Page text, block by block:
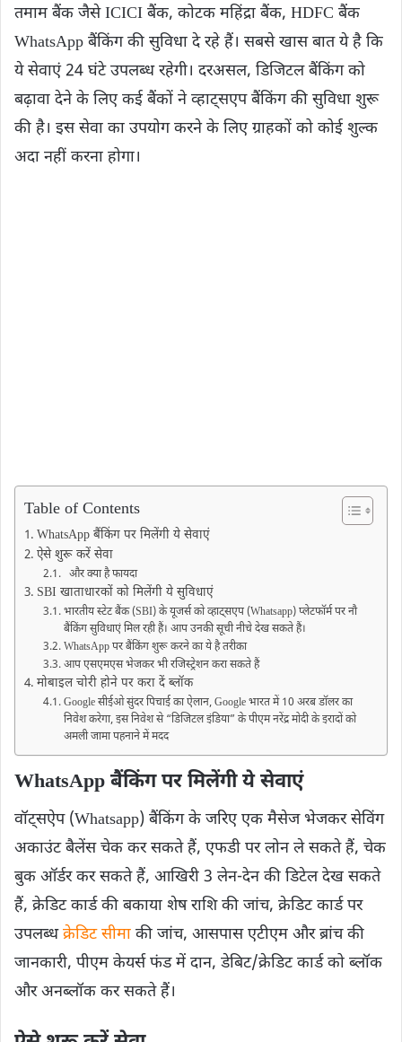
तमाम बैंक जैसे ICICI बैंक, कोटक महिंद्रा बैंक, HDFC बैंक
WhatsApp बैंकिंग की सुविधा दे रहे हैं। सबसे खास बात ये है कि
ये सेवाएं 24 घंटे उपलब्ध रहेगी। दरअसल, डिजिटल बैंकिंग को
बढ़ावा देने के लिए कई बैंकों ने व्हाट्सएप बैंकिंग की सुविधा शुरू
की है। इस सेवा का उपयोग करने के लिए ग्राहकों को कोई शुल्क
अदा नहीं करना होगा।
Table of Contents
WhatsApp बैंकिंग पर मिलेंगी ये सेवाएं
ऐसे शुरू करें सेवा
और क्‍या है फायदा
SBI खाताधारकों को मिलेंगी ये सुविधाएं
भारतीय स्टेट बैंक (SBI) के यूजर्स को व्हाट्सएप (Whatsapp) प्लेटफॉर्म पर नौ
बैंकिंग सुविधाएं मिल रही हैं। आप उनकी सूची नीचे देख सकते हैं।
WhatsApp पर बैंकिंग शुरू करने का ये है तरीका
आप एसएमएस भेजकर भी रजिस्ट्रेशन करा सकते हैं
मोबाइल चोरी होने पर करा दें ब्लॉक
Google सीईओ सुंदर पिचाई का ऐलान, Google भारत में 10 अरब डॉलर का
निवेश करेगा, इस निवेश से “डिजिटल इंडिया” के पीएम नरेंद्र मोदी के इरादों को
अमली जामा पहनाने में मदद
WhatsApp बैंकिंग पर मिलेंगी ये सेवाएं
वॉट्सऐप (Whatsapp) बैंकिंग के जरिए एक मैसेज भेजकर सेविंग
अकाउंट बैलेंस चेक कर सकते हैं, एफडी पर लोन ले सकते हैं, चेक
बुक ऑर्डर कर सकते हैं, आखिरी 3 लेन-देन की डिटेल देख सकते
हैं, क्रेडिट कार्ड की बकाया शेष राशि की जांच, क्रेडिट कार्ड पर
उपलब्धक्रेडिट सीमा की जांच, आसपास एटीएम और ब्रांच की
जानकारी, पीएम केयर्स फंड में दान, डेबिट/क्रेडिट कार्ड को ब्लॉक
और अनब्लॉक कर सकते हैं।